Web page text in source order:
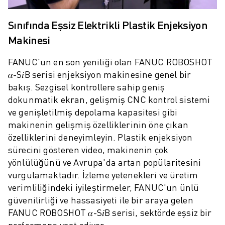
TEL EROZYON MAKINELERI
ROBOCUT TEL EROZYON MAKINELERI
ROBOCUT YAZILIMI
ROBOCUT ÖNLEYICI BAKIM
ROBOCUT SÜRDÜRÜLEBILIRLIK
IIOT ÇÖZÜMLERI
AKILLI FABRIKA ÇÖZÜMLERI
ÜRETIM VERIMLILIĞINI ARTIRMAK IÇIN AKILLI FABRIKA ÇÖZÜMLERI
ÜRÜN KAYDI » FANUC PORTAL
VAKA ÇALIŞMALARI
ÇÖZÜMLER
ENDÜSTRILER
TÜM SEKTÖRLER
HAVACILIK
OTOMOTIV
Sınıfında Eşsiz Elektrikli Plastik Enjeksiyon
Makinesi
FANUC'un en son yeniliği olan FANUC ROBOSHOT
𝛼-S𝑖B serisi enjeksiyon makinesine genel bir
bakış. Sezgisel kontrollere sahip geniş
dokunmatik ekran, gelişmiş CNC kontrol sistemi
ve genişletilmiş depolama kapasitesi gibi
makinenin gelişmiş özelliklerinin öne çıkan
özelliklerini deneyimleyin. Plastik enjeksiyon
sürecini gösteren video, makinenin çok
yönlülüğünü ve Avrupa'da artan popülaritesini
vurgulamaktadır. İzleme yetenekleri ve üretim
verimliliğindeki iyileştirmeler, FANUC'un ünlü
güvenilirliği ve hassasiyeti ile bir araya gelen
FANUC ROBOSHOT 𝛼-S𝑖B serisi, sektörde eşsiz bir